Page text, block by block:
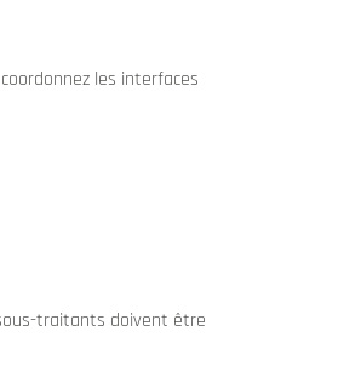
les interfaces
traitants doivent être